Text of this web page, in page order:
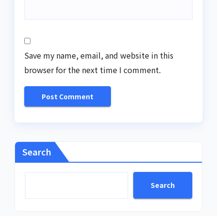
Save my name, email, and website in this
browser for the next time I comment.
Search
Search